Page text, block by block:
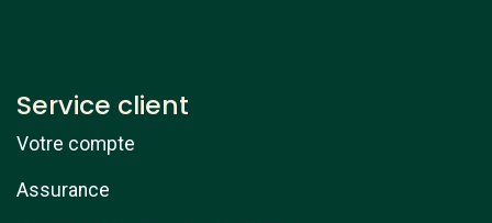
Service client
Votre compte
Assurance